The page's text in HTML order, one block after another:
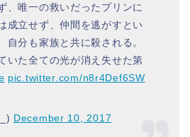
、唯一の救いだったプリンに
成立せず、仲間を逃がすとい
自分も家族と共に殺される。
いた全ての光が消え失せた第
pic.twitter.com/n8r4Def6SW
December 10, 2017